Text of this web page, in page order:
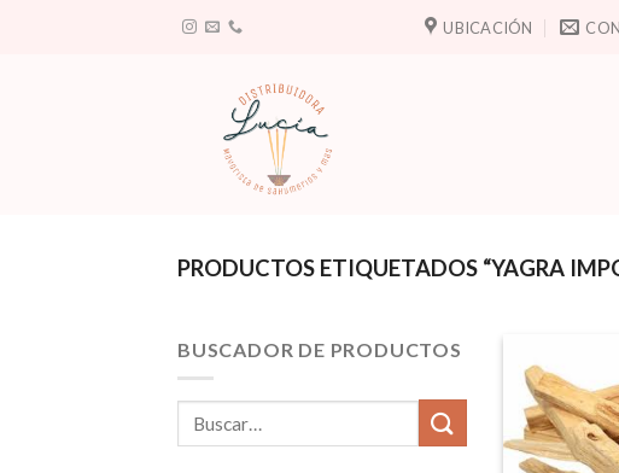
UBICACIÓN
PRODUCTOS ETIQUETADOS “YAGRA
BUSCADOR DE PRODUCTOS
Buscar
por: